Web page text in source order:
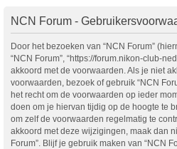
NCN Forum -
Door het bezoeken van “NCN Forum”
“NCN Forum”, “https://forum.nikon-club-
akkoord met de voorwaarden. Als je niet
voorwaarden, bezoek of gebruik “NCN
het recht om de voorwaarden op ieder
doen om je hiervan tijdig op de hoogte te
om zelf de voorwaarden regelmatig te
akkoord met deze wijzigingen, maak dan
Forum”. Blijf je gebruik maken van “NCN